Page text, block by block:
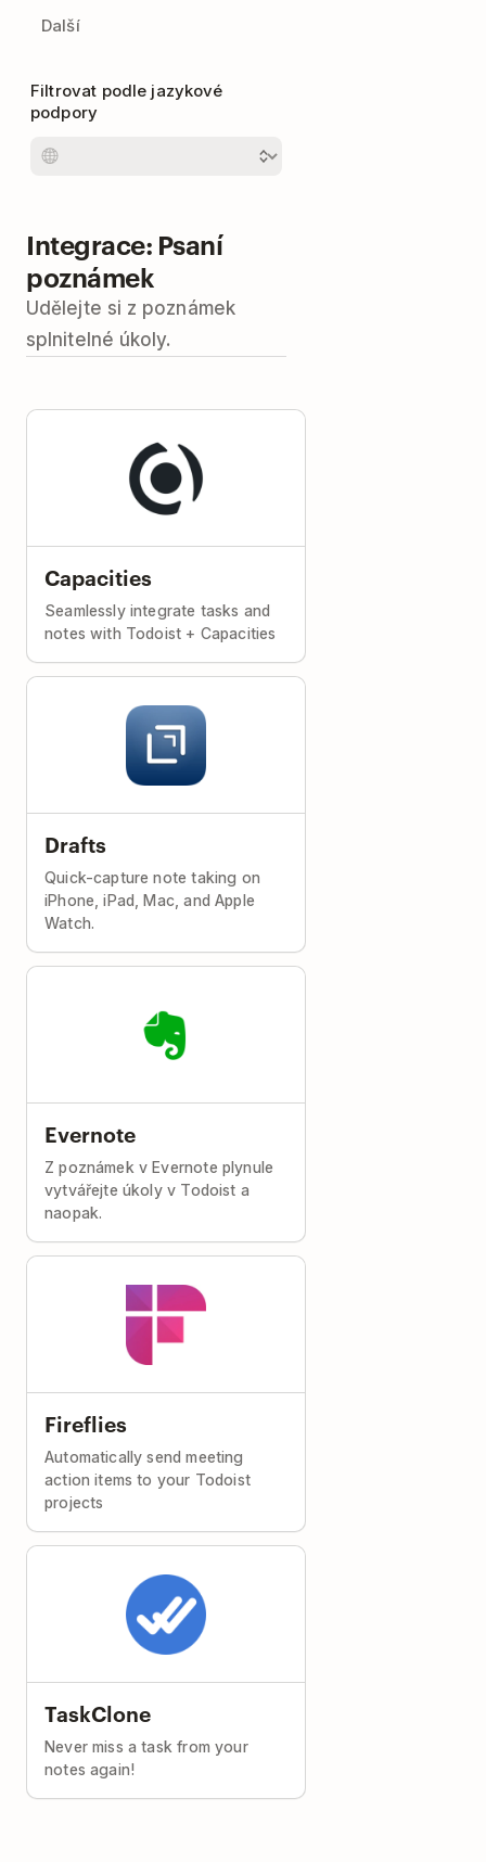
Další
Filtrovat podle jazykové
podpory
Integrace: Psaní
poznámek
Udělejte si z poznámek
splnitelné úkoly.
Capacities
Seamlessly integrate tasks and
notes with Todoist + Capacities
Drafts
Quick-capture note taking on
iPhone, iPad, Mac, and Apple
Watch.
Evernote
Z poznámek v Evernote plynule
vytvářejte úkoly v Todoist a
naopak.
Fireflies
Automatically send meeting
action items to your Todoist
projects
TaskClone
Never miss a task from your
notes again!